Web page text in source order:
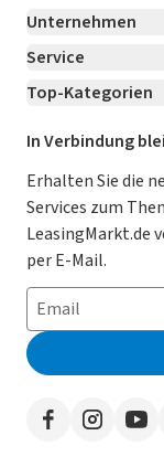
Unternehmen
Über
Karriere Jetzt
Für Händler
Kooperation mit
AGB
Datenschutz
Impressum
Erklärung zur
Presse
Service
Kontakt
Ratgeber
Magazin
Datenschutz-
So funktioniert’s
Häufig gestellte
Leasing-Lexikon
Auto-Tests
Werben auf
Top-Kategorien
Leasing Deals
Gebrauchtwagen
Leasing ohne
E-Auto Leasing
Privatleasing
Leasing-
In Verbindung
Erhalten Sie die
Services zum
LeasingMarkt.de
per E-Mail.